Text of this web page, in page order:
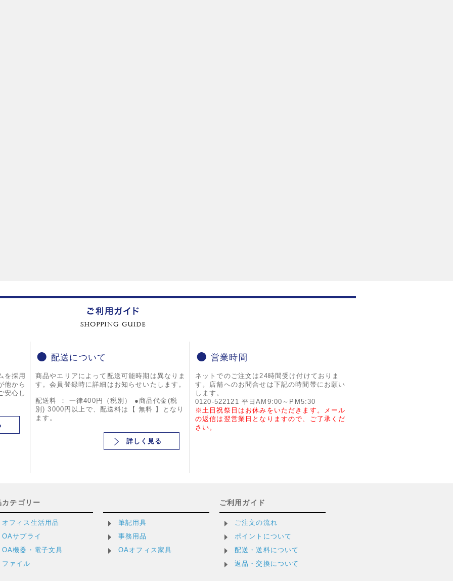
を採用
他から
安心し
配送について
商品やエリアによって配送可能時期は異なりま
す。会員登録時に詳細はお知らせいたします。
配送料 ： 一律400円（税別） ●商品代金(税
別) 3000円以上で、配送料は【 無料 】となり
ます。
詳しく見る
営業時間
ネットでのご注文は24時間受け付けておりま
す。店舗へのお問合せは下記の時間帯にお願い
します。
0120-522121 平日AM9:00～PM5:30
※土日祝祭日はお休みをいただきます。メール
の返信は翌営業日となりますので、ご了承くだ
さい。
カテゴリー
オフィス生活用品
OAサプライ
OA機器・電子文具
ファイル
筆記用具
事務用品
OAオフィス家具
ご利用ガイド
ご注文の流れ
ポイントについて
配送・送料について
返品・交換について